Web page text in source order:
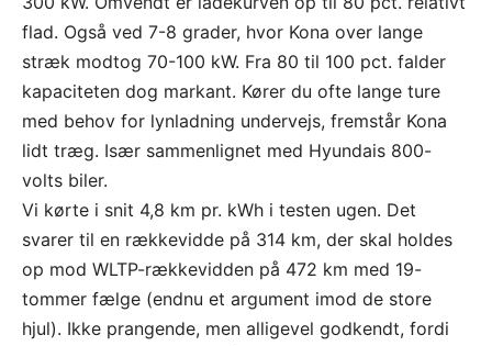
flad. Også ved 7-8 grader, hvor Kona over lange
stræk modtog 70-100 kW. Fra 80 til 100 pct. falder
kapaciteten dog markant. Kører du ofte lange ture
med behov for lynladning undervejs, fremstår Kona
lidt træg. Især sammenlignet med Hyundais 800-
volts biler.
Vi kørte i snit 4,8 km pr. kWh i testen ugen. Det
svarer til en rækkevidde på 314 km, der skal holdes
op mod WLTP-rækkevidden på 472 km med 19-
tommer fælge (endnu et argument imod de store
hjul). Ikke prangende, men alligevel godkendt, fordi